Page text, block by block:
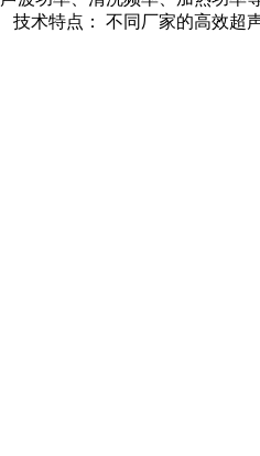
技术特点： 不同厂家的高效超